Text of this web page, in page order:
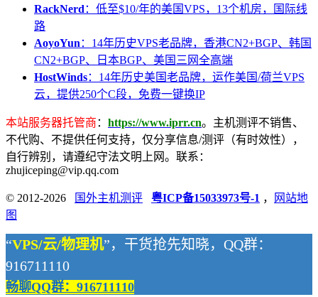
RackNerd ：低至$10/年的美国VPS，13个机房，国际线
路
AoyoYun ：14年历史VPS老品牌，香港CN2+BGP、韩国
CN2+BGP、日本BGP、美国三网全高端
HostWinds：14年历史美国老品牌，运作美国/荷兰VPS
云，提供250个C段，免费一键换IP
本站服务器托管商 ： https://www.iprr.cn。主机测评不销售、
不代购、不提供任何支持，仅分享信息/测评（有时效性），
自行辨别，请遵纪守法文明上网。联系：
zhujiceping@vip.qq.com
© 2012-2026 国外主机测评 粤ICP备15033973号-1 ，
网站地
图
“VPS/云/物理机”，干货抢先知晓，QQ群：
916711110
畅聊QQ群：916711110